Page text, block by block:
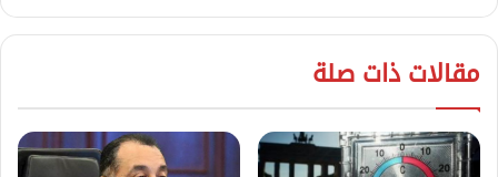
مقالات ذات صلة